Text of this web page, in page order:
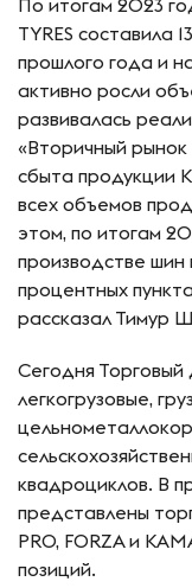
TYRES составила
прошлого года и
активно росли
развивалась
«Вторичный
сбыта продукции
всех объемов
этом, по итогам
производстве шин
процентных
рассказал Тимур
Сегодня
легкогрузовые,
квадроциклов. В
представлены
PRO, FORZA и
позиций.